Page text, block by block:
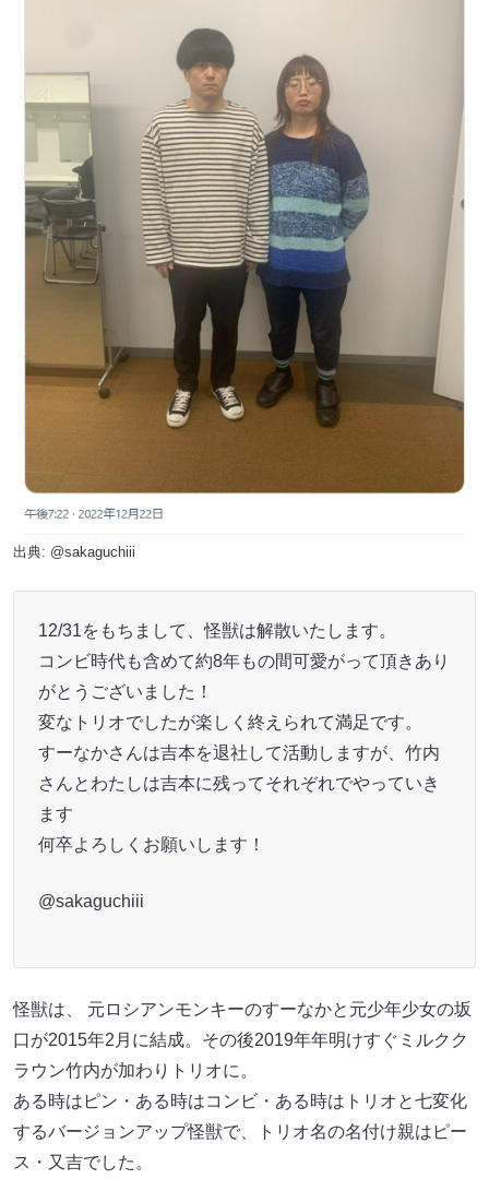
出典: @sakaguchiii
12/31をもちまして、怪獣は解散いたします。
コンビ時代も含めて約8年もの間可愛がって頂きあり
がとうございました！
変なトリオでしたが楽しく終えられて満足です。
すーなかさんは吉本を退社して活動しますが、竹内
さんとわたしは吉本に残ってそれぞれでやっていき
ます
何卒よろしくお願いします！
@sakaguchiii
怪獣は、 元ロシアンモンキーのすーなかと元少年少女の坂
口が2015年2月に結成。その後2019年年明けすぐミルクク
ラウン竹内が加わりトリオに。
ある時はピン・ある時はコンビ・ある時はトリオと七変化
するバージョンアップ怪獣で、トリオ名の名付け親はピー
ス・又吉でした。